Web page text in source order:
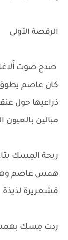
الرقصة الأولى
صدح صوت
كان عاصم يطوق
ذراعيها حول
مبالين بالعيون
ريحة المِسك
همس عاصم وهو
قشعريرة لذيذة
ردت مِسك بهمس